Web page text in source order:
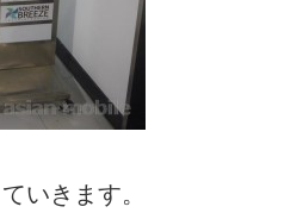
いきます。